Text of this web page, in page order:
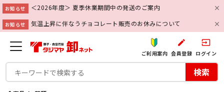
お知らせ ＜2026年度＞ 夏季休業期間中の発送のご案内
お知らせ 気温上昇に伴なうチョコレート販売のお休みについて
ご利用案内
create
会員登録
input
ログイン
検索